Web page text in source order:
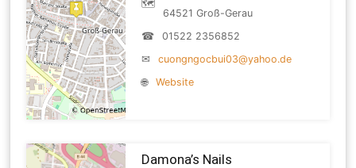
🗺
64521 Groß-Gerau
☎
01522 2356852
✉
cuongngocbui03@yahoo.de
🌐
Website
Damona’s Nails